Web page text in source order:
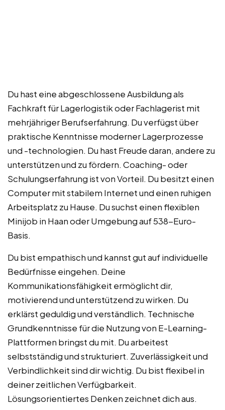
Du hast eine abgeschlossene Ausbildung als
Fachkraft für Lagerlogistik oder Fachlagerist mit
mehrjähriger Berufserfahrung. Du verfügst über
praktische Kenntnisse moderner Lagerprozesse
und -technologien. Du hast Freude daran, andere zu
unterstützen und zu fördern. Coaching- oder
Schulungserfahrung ist von Vorteil. Du besitzt einen
Computer mit stabilem Internet und einen ruhigen
Arbeitsplatz zu Hause. Du suchst einen flexiblen
Minijob in Haan oder Umgebung auf 538-Euro-
Basis.
Du bist empathisch und kannst gut auf individuelle
Bedürfnisse eingehen. Deine
Kommunikationsfähigkeit ermöglicht dir,
motivierend und unterstützend zu wirken. Du
erklärst geduldig und verständlich. Technische
Grundkenntnisse für die Nutzung von E-Learning-
Plattformen bringst du mit. Du arbeitest
selbstständig und strukturiert. Zuverlässigkeit und
Verbindlichkeit sind dir wichtig. Du bist flexibel in
deiner zeitlichen Verfügbarkeit.
Lösungsorientiertes Denken zeichnet dich aus.